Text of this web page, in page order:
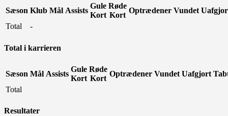
Sæson Klub Mål Assists
Gule
Kort
Røde
Kort
Optrædener Vundet
Total
-
Total i karrieren
Sæson Mål Assists
Gule
Kort
Røde
Kort
Optrædener Vundet Uafgjort
Total
Resultater